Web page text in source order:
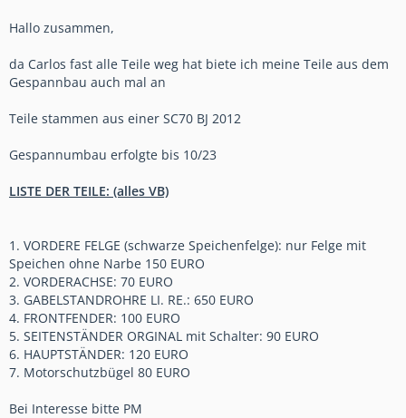
Hallo zusammen,
da Carlos fast alle Teile weg hat biete ich meine Teile aus dem
Gespannbau auch mal an
Teile stammen aus einer SC70 BJ 2012
Gespannumbau erfolgte bis 10/23
LISTE DER TEILE: (alles VB)
1. VORDERE FELGE (schwarze Speichenfelge): nur Felge mit
Speichen ohne Narbe 150 EURO
2. VORDERACHSE: 70 EURO
3. GABELSTANDROHRE LI. RE.: 650 EURO
4. FRONTFENDER: 100 EURO
5. SEITENSTÄNDER ORGINAL mit Schalter: 90 EURO
6. HAUPTSTÄNDER: 120 EURO
7. Motorschutzbügel 80 EURO
Bei Interesse bitte PM